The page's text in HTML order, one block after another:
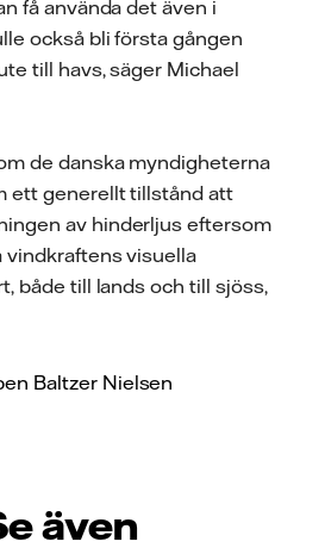
få använda det även i
också bli första gången
till havs, säger Michael
de danska myndigheterna
ett generellt tillstånd att
av hinderljus eftersom
vindkraftens visuella
både till lands och till sjöss,
Baltzer Nielsen
även